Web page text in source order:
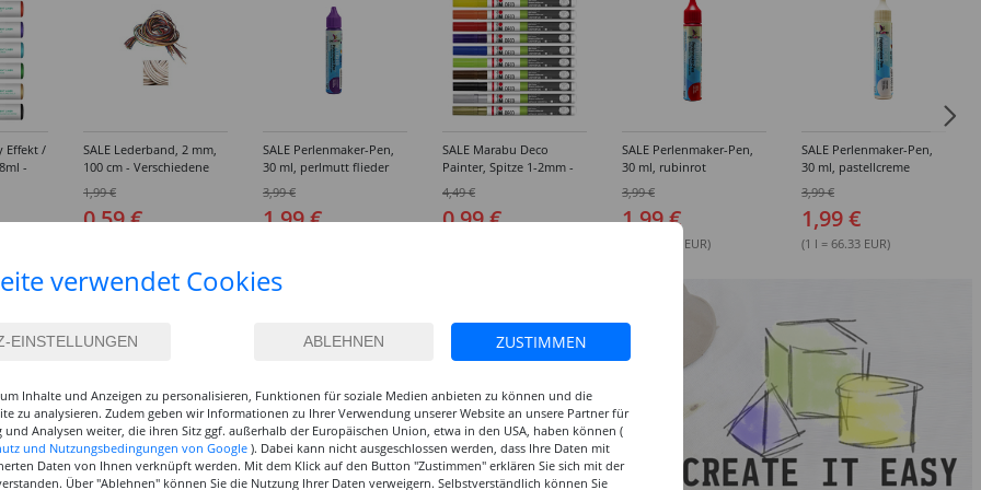
Effekt /
-
SALE Lederband, 2 mm,
100 cm - Verschiedene
Farben
1,99 €
0,59 €
SALE Perlenmaker-Pen,
30 ml, perlmutt flieder
3,99 €
1,99 €
SALE Marabu Deco
Painter, Spitze 1-2mm -
Verschiedene Farbtöne
4,49 €
0,99 €
SALE Perlenmaker-Pen,
30 ml, rubinrot
3,99 €
1,99 €
(1 l = 66.33 EUR)
SALE Perlenmaker-Pen,
30 ml, pastellcreme
3,99 €
1,99 €
(1 l = 66.33 EUR)
verwendet Cookies
ZUSTIMMEN
Inhalte und Anzeigen zu personalisieren, Funktionen für soziale Medien anbieten zu können und die
zu analysieren. Zudem geben wir Informationen zu Ihrer Verwendung unserer Website an unsere Partner für
und Analysen weiter, die ihren Sitz ggf. außerhalb der Europäischen Union, etwa in den USA, haben können (
und Nutzungsbedingungen von Google ). Dabei kann nicht ausgeschlossen werden, dass Ihre Daten mit
Daten von Ihnen verknüpft werden. Mit dem Klick auf den Button "Zustimmen" erklären Sie sich mit der
Über "Ablehnen" können Sie die Nutzung Ihrer Daten verweigern. Selbstverständlich können Sie